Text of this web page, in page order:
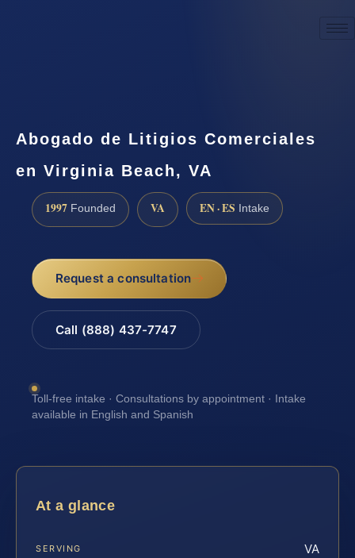
Abogado de Litigios Comerciales
en Virginia Beach, VA
1997 Founded VA EN · ES Intake
Request a consultation
Call (888) 437-7747
Toll-free intake · Consultations by appointment · Intake
available in English and Spanish
At a glance
SERVING VA